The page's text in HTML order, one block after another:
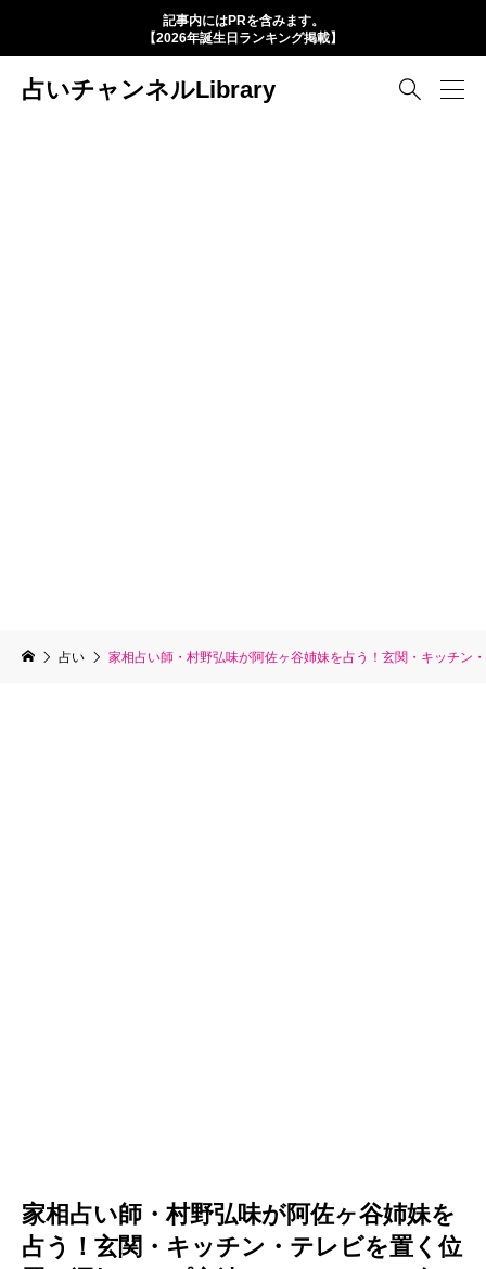
記事内にはPRを含みます。
【2026年誕生日ランキング掲載】
占いチャンネルLibrary 
占い 家相占い師・村野弘味が阿佐ヶ谷姉妹を占う！玄関・キッチン
家相占い師・村野弘味が阿佐ヶ谷姉妹を
占う！玄関・キッチン・テレビを置く位